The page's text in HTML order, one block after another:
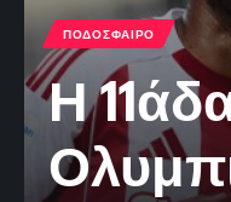
ΠΟΔΟΣΦΑΙΡΟ
Η